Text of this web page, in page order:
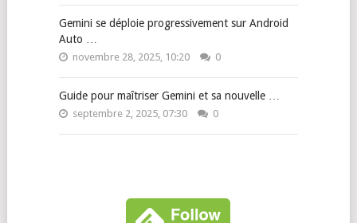
Gemini se déploie progressivement sur Android
Auto …
novembre 28, 2025, 10:20 0
Guide pour maîtriser Gemini et sa nouvelle …
septembre 2, 2025, 07:30 0